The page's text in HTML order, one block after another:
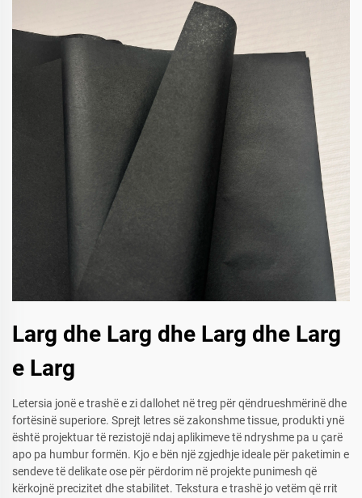
Larg dhe Larg dhe Larg dhe Larg
e Larg
Letersia jonë e trashë e zi dallohet në treg për qëndrueshmërinë dhe
fortësinë superiore. Sprejt letres së zakonshme tissue, produkti ynë
është projektuar të rezistojë ndaj aplikimeve të ndryshme pa u çarë
apo pa humbur formën. Kjo e bën një zgjedhje ideale për paketimin e
sendeve të delikate ose për përdorim në projekte punimesh që
kërkojnë precizitet dhe stabilitet. Tekstura e trashë jo vetëm që rrit